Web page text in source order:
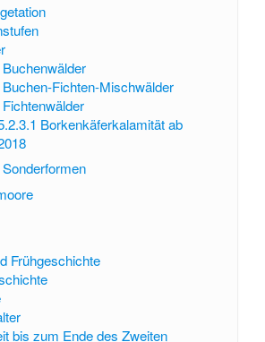
Buchenwälder
Buchen-Fichten-Mischwälder
Fichtenwälder
Borkenkäferkalamität ab
Sonderformen
Frühgeschichte
bis zum Ende des Zweiten